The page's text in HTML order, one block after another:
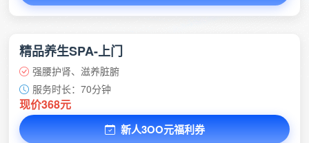
精品养生SPA-上门
强腰护肾、滋养脏腑
服务时长：70分钟
现价368元
新人3OO元福利券